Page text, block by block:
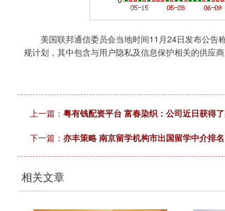
美国联邦通信委员会当地时间11月24日发布公告
规计划，其中包含与用户隐私及信息保护相关的供应
上一篇： 粤有钱配资平台 富春染织：公司近日获得
下一篇： 亦丰策略 南京留学机构市出国留学中介排名
相关文章